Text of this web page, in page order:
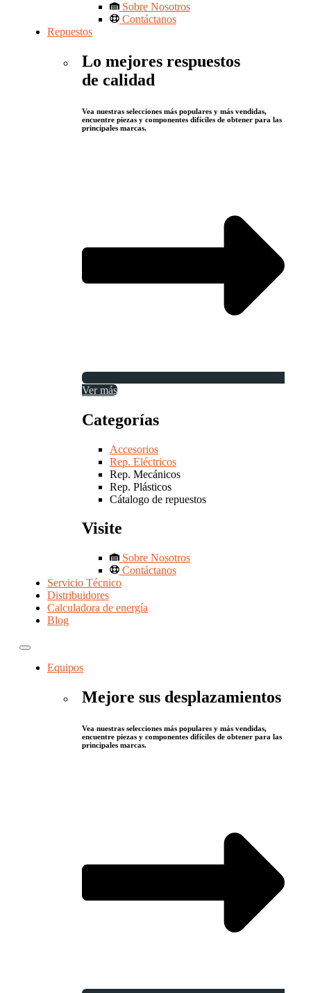
Sobre Nosotros
Contáctanos
Repuestos
Lo mejores respuestos
de calidad
Vea nuestras selecciones más populares y más vendidas,
encuentre piezas y componentes difíciles de obtener para las
principales marcas.
Ver más
Categorías
Accesorios
Rep. Eléctricos
Rep. Mecánicos
Rep. Plásticos
Cátalogo de repuestos
Visite
Sobre Nosotros
Contáctanos
Servicio Técnico
Distribuidores
Calculadora de energía
Blog
Equipos
Mejore sus desplazamientos
Vea nuestras selecciones más populares y más vendidas,
encuentre piezas y componentes difíciles de obtener para las
principales marcas.